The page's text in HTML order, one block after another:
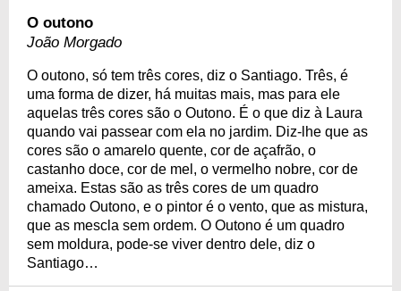
O outono
João Morgado
O outono, só tem três cores, diz o Santiago. Três, é
uma forma de dizer, há muitas mais, mas para ele
aquelas três cores são o Outono. É o que diz à Laura
quando vai passear com ela no jardim. Diz-lhe que as
cores são o amarelo quente, cor de açafrão, o
castanho doce, cor de mel, o vermelho nobre, cor de
ameixa. Estas são as três cores de um quadro
chamado Outono, e o pintor é o vento, que as mistura,
que as mescla sem ordem. O Outono é um quadro
sem moldura, pode-se viver dentro dele, diz o
Santiago…